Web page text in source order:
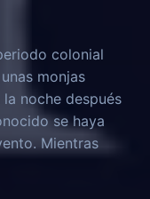
colonial
monjas
noche después
se haya
Mientras